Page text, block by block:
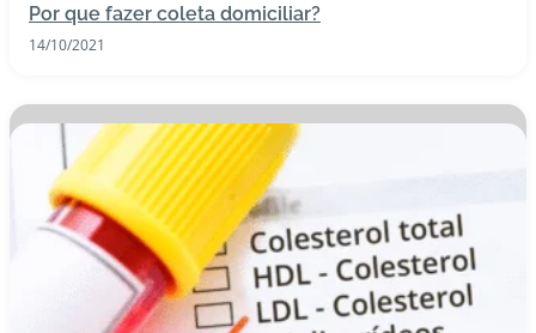
d
d
e
Por que fazer coleta domiciliar?
14/10/2021